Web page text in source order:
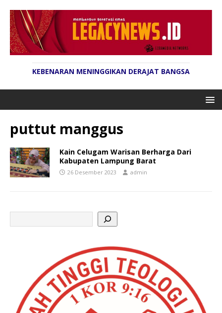
KEBENARAN MENINGGIKAN DERAJAT BANGSA
puttut manggus
Kain Celugam Warisan Berharga Dari
Kabupaten Lampung Barat
26 Desember 2023 admin